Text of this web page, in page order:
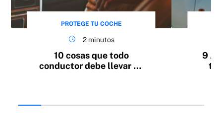
PROTEGE TU COCHE
2 minutos
10 cosas que todo
conductor debe llevar en
9
tu